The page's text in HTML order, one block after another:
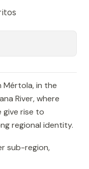
Mértola, in the
River, where
give rise to
regional identity.
sub-region,